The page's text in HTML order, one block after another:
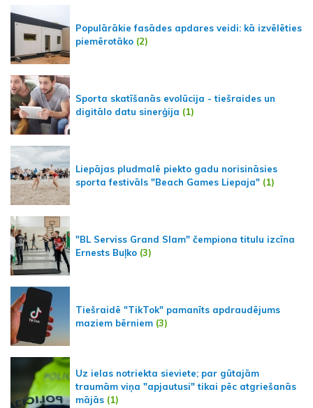
Populārākie fasādes apdares veidi: kā izvēlēties
piemērotāko (2)
Sporta skatīšanās evolūcija - tiešraides un
digitālo datu sinerģija (1)
Liepājas pludmalē piekto gadu norisināsies
sporta festivāls "Beach Games Liepaja" (1)
"BL Serviss Grand Slam" čempiona titulu izcīna
Ernests Buļko (3)
Tiešraidē "TikTok" pamanīts apdraudējums
maziem bērniem (3)
Uz ielas notriekta sieviete; par gūtajām
traumām viņa "apjautusi" tikai pēc atgriešanās
mājās (1)